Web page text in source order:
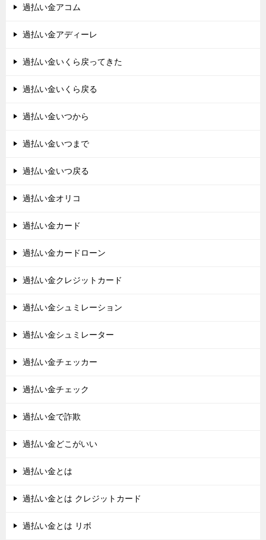
過払い金アコム
過払い金アディーレ
過払い金いくら戻ってきた
過払い金いくら戻る
過払い金いつから
過払い金いつまで
過払い金いつ戻る
過払い金オリコ
過払い金カード
過払い金カードローン
過払い金クレジットカード
過払い金シュミレーション
過払い金シュミレーター
過払い金チェッカー
過払い金チェック
過払い金で詐欺
過払い金どこがいい
過払い金とは
過払い金とは クレジットカード
過払い金とは リボ